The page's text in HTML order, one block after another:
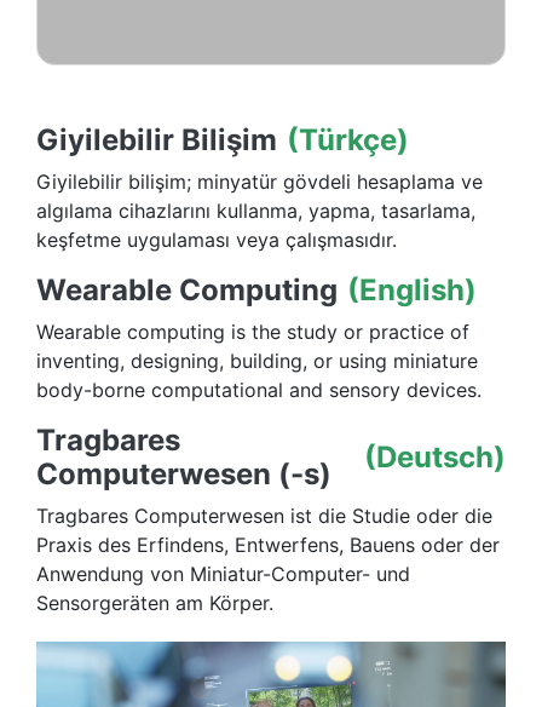
Giyilebilir Bilişim (Türkçe)
Giyilebilir bilişim; minyatür gövdeli hesaplama ve
algılama cihazlarını kullanma, yapma, tasarlama,
keşfetme uygulaması veya çalışmasıdır.
Wearable Computing (English)
Wearable computing is the study or practice of
inventing, designing, building, or using miniature
body-borne computational and sensory devices.
Tragbares
Computerwesen (-s)
(Deutsch)
Tragbares Computerwesen ist die Studie oder die
Praxis des Erfindens, Entwerfens, Bauens oder der
Anwendung von Miniatur-Computer- und
Sensorgeräten am Körper.